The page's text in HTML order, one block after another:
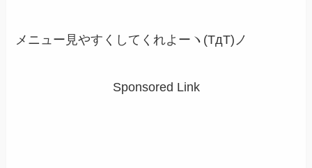
メニュー見やすくしてくれよーヽ(TдT)ノ
Sponsored Link